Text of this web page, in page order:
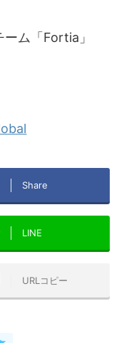
ム「Fortia」
Share
LINE
URLコピー